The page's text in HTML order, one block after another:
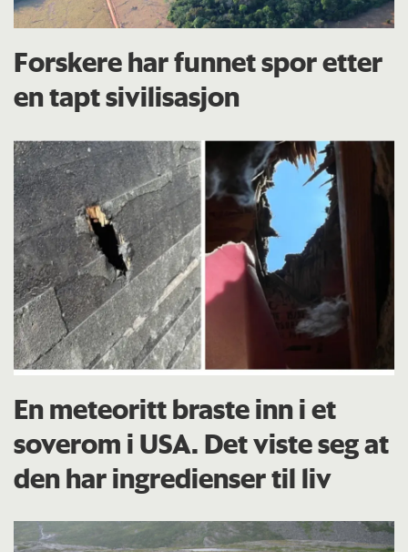
Forskere har funnet spor etter
en tapt sivilisasjon
En meteoritt braste inn i et
soverom i USA. Det viste seg at
den har ingredienser til liv